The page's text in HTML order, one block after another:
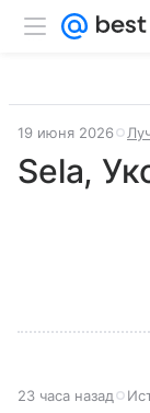
19 июня 2026
Sela,
23 часа назад